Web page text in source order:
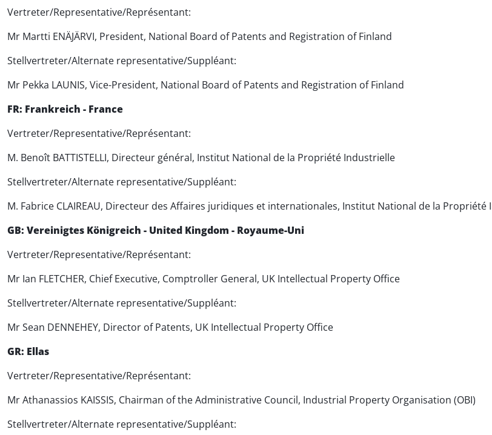
Vertreter/Representative/Représentant:
Mr Martti ENÄJÄRVI, President, National Board of Patents and Registration of Finland
Stellvertreter/Alternate representative/Suppléant:
Mr Pekka LAUNIS, Vice-President, National Board of Patents and Registration of Finland
FR: Frankreich - France
Vertreter/Representative/Représentant:
M. Benoît BATTISTELLI, Directeur général, Institut National de la Propriété Industrielle
Stellvertreter/Alternate representative/Suppléant:
M. Fabrice CLAIREAU, Directeur des Affaires juridiques et internationales, Institut National de la Propriété
GB: Vereinigtes Königreich - United Kingdom - Royaume-Uni
Vertreter/Representative/Représentant:
Mr Ian FLETCHER, Chief Executive, Comptroller General, UK Intellectual Property Office
Stellvertreter/Alternate representative/Suppléant:
Mr Sean DENNEHEY, Director of Patents, UK Intellectual Property Office
GR: Ellas
Vertreter/Representative/Représentant:
Mr Athanassios KAISSIS, Chairman of the Administrative Council, Industrial Property Organisation (OBI)
Stellvertreter/Alternate representative/Suppléant: